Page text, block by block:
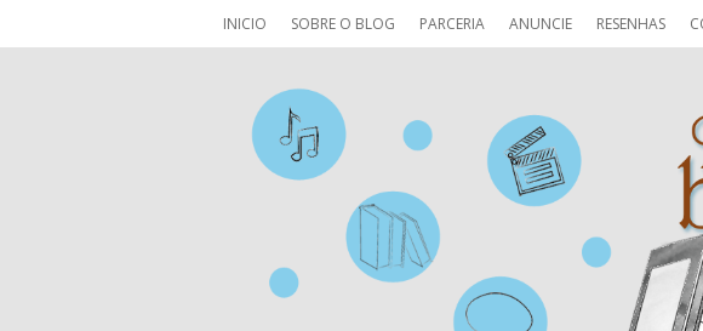
INICIO SOBRE O BLOG PARCERIA ANUNCIE RESENHAS